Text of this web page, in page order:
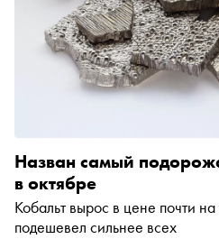
Назван самый
в октябре
Кобальт вырос в цене почти
подешевел сильнее всех